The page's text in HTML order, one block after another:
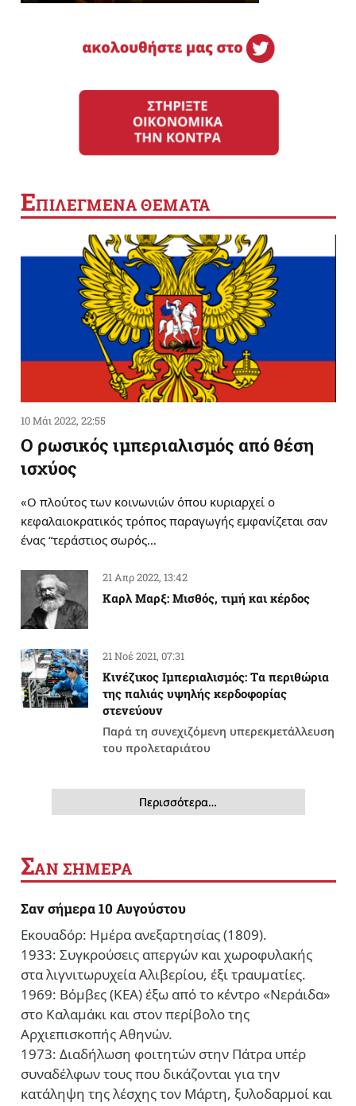
ΕΠΙΛΕΓΜΕΝΑ ΘΕΜΑΤΑ
10 Μάι 2022, 22:55
Ο ρωσικός ιμπεριαλισμός από θέση
ισχύος
«Ο πλούτος των κοινωνιών όπου κυριαρχεί ο
κεφαλαιοκρατικός τρόπος παραγωγής εμφανίζεται σαν
ένας “τεράστιος σωρός…
21 Απρ 2022, 13:42
Καρλ Μαρξ: Μισθός, τιμή και κέρδος
21 Νοέ 2021, 07:31
Κινέζικος Ιμπεριαλισμός: Tα περιθώρια
της παλιάς υψηλής κερδοφορίας
στενεύουν
Παρά τη συνεχιζόμενη υπερεκμετάλλευση
του προλεταριάτου
Περισσότερα…
ΣΑΝ ΣΗΜΕΡΑ
Σαν σήμερα 10 Αυγούστου
Εκουαδόρ: Ημέρα ανεξαρτησίας (1809).
1933: Συγκρούσεις απεργών και χωροφυλακής
στα λιγνιτωρυχεία Αλιβερίου, έξι τραυματίες.
1969: Βόμβες (ΚΕΑ) έξω από το κέντρο «Νεράιδα»
στο Καλαμάκι και στον περίβολο της
Αρχιεπισκοπής Αθηνών.
1973: Διαδήλωση φοιτητών στην Πάτρα υπέρ
συναδέλφων τους που δικάζονται για την
κατάληψη της λέσχης τον Μάρτη, ξυλοδαρμοί και